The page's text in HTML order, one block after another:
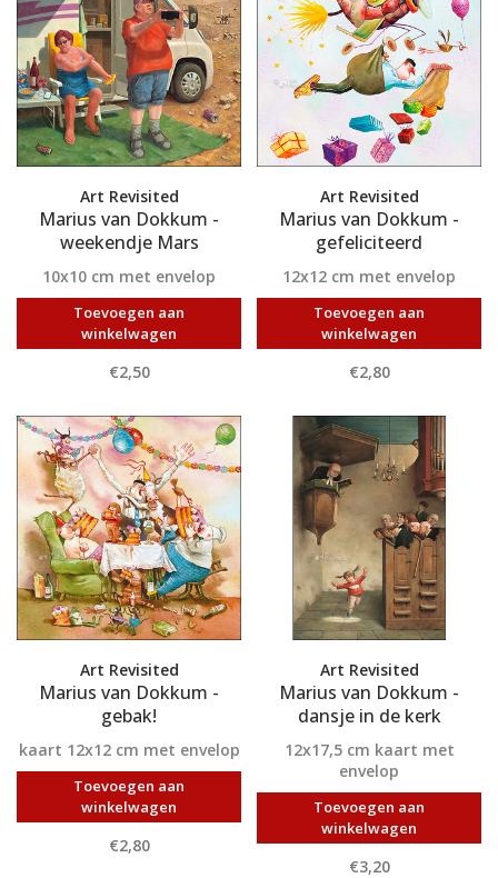
Art Revisited
Marius van Dokkum -
weekendje Mars
10x10 cm met envelop
Toevoegen aan
winkelwagen
€2,50
Art Revisited
Marius van Dokkum -
gefeliciteerd
12x12 cm met envelop
Toevoegen aan
winkelwagen
€2,80
Art Revisited
Marius van Dokkum -
gebak!
kaart 12x12 cm met envelop
Toevoegen aan
winkelwagen
€2,80
Art Revisited
Marius van Dokkum -
dansje in de kerk
12x17,5 cm kaart met
envelop
Toevoegen aan
winkelwagen
€3,20